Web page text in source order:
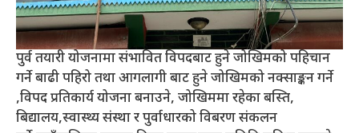
पुर्व तयारी योजनामा संभावित विपदबाट हुने जोखिमको पहिचान
गर्ने बाढी पहिरो तथा आगलागी बाट हुने जोखिमको नक्साङ्कन गर्ने
,विपद प्रतिकार्य योजना बनाउने, जोखिममा रहेका बस्ति,
बिद्यालय,स्वास्थ्य संस्था र पुर्वाधारको विबरण संकलन